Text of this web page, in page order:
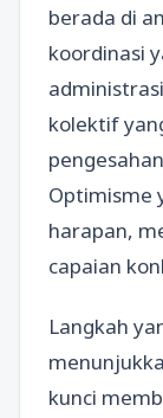
berada di
koordinasi
kolektif
Optimisme
harapan,
capaian
Langkah
kunci